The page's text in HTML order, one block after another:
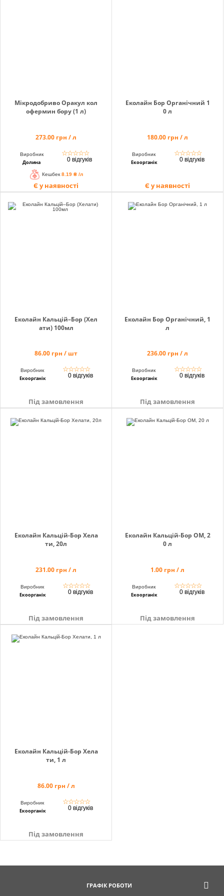
Мікродобриво Оракул кол
офермин бору (1 л)
273.00 грн / л
Виробник
Долина
☆☆☆☆☆
0 відгуків
Кешбек 8.19 ₴ /л
Є у наявності
Еколайн Бор Органічний 1
0 л
180.00 грн / л
Виробник
Екоорганік
☆☆☆☆☆
0 відгуків
Є у наявності
Еколайн Кальцій–Бор (Хел
ати) 100мл
86.00 грн / шт
Виробник
Екоорганік
☆☆☆☆☆
0 відгуків
Під замовлення
Еколайн Бор Органічний, 1
л
236.00 грн / л
Виробник
Екоорганік
☆☆☆☆☆
0 відгуків
Під замовлення
Еколайн Кальцій-Бор Хела
ти, 20л
231.00 грн / л
Виробник
Екоорганік
☆☆☆☆☆
0 відгуків
Під замовлення
Еколайн Кальцій-Бор ОМ, 2
0 л
1.00 грн / л
Виробник
Екоорганік
☆☆☆☆☆
0 відгуків
Під замовлення
Еколайн Кальцій-Бор Хела
ти, 1 л
86.00 грн / л
Виробник
Екоорганік
☆☆☆☆☆
0 відгуків
Під замовлення
ГРАФІК РОБОТИ